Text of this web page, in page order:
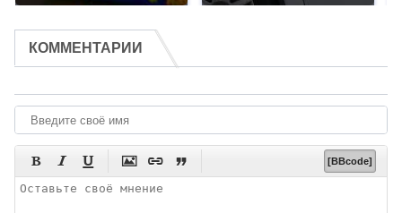
КОММЕНТАРИИ
      [BBcode]